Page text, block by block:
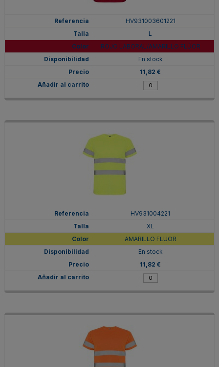
HV931003601221
L
ROJO LABORAL/AMARILLO FLÚOR
En stock
11,82 €
HV931004221
XL
AMARILLO FLUOR
En stock
11,82 €